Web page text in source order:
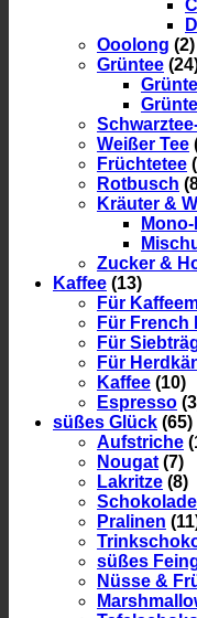
Ooolong (2)
Grüntee
Weißer Tee
Früchtetee
Rotbusch
Kräuter &
Zucker &
Kaffee (13)
Für
Für French
Für
Für
Kaffee (10)
Espresso
süßes Glück (65)
Aufstriche
Nougat (7)
Lakritze (8)
Pralinen
süßes
Nüsse &